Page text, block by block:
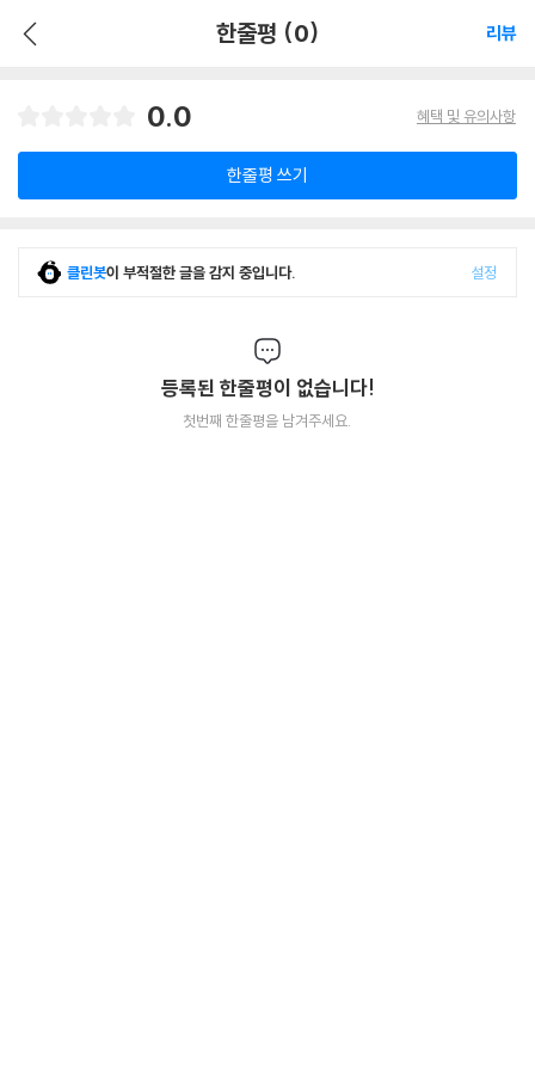
한줄평 (0) 리뷰
0.0 혜택 및 유의사항
한줄평 쓰기
클린봇이 부적절한 글을 감지 중입니다. 설정
등록된 한줄평이 없습니다!
첫번째 한줄평을 남겨주세요.